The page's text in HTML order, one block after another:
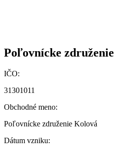
Poľovnícke
IČO:
31301011
Obchodné meno:
Poľovnícke združenie Kolová
Dátum vzniku: